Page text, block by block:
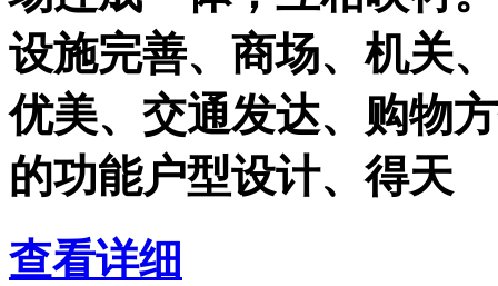
设施完善、商场、机关
优美、交通发达、购物
的功能户型设计、得天
查看详细